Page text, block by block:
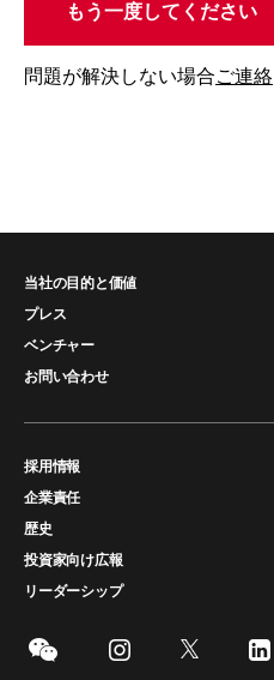
もう一度してください
問題が解決しない場合ご連絡
当社の目的と価値
プレス
ベンチャー
お問い合わせ
採用情報
企業責任
歴史
投資家向け広報
リーダーシップ